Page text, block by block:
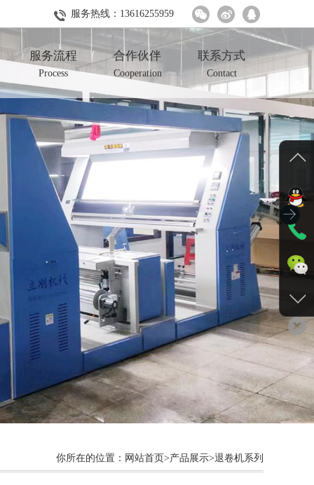
服务热线： 13616255959
服务流程
Process
合作伙伴
Cooperation
联系方式
Contact
你所在的位置：网站首页>产品展示>退卷机系列